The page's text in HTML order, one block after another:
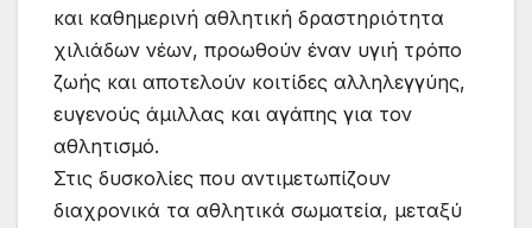
και καθημερινή αθλητική δραστηριότητα
χιλιάδων νέων, προωθούν έναν υγιή τρόπο
ζωής και αποτελούν κοιτίδες αλληλεγγύης,
ευγενούς άμιλλας και αγάπης για τον
αθλητισμό.
Στις δυσκολίες που αντιμετωπίζουν
διαχρονικά τα αθλητικά σωματεία, μεταξύ